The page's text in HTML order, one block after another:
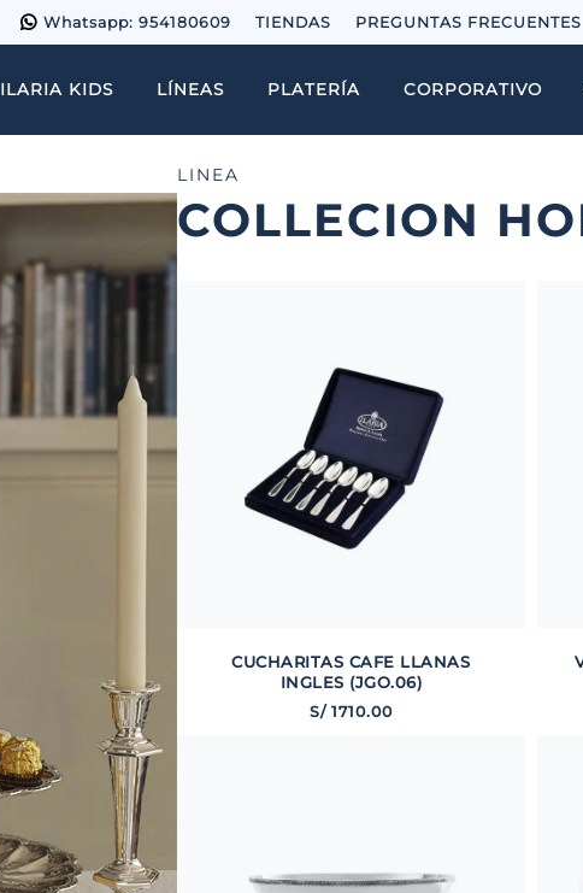
Whatsapp: 954180609 TIENDAS PREGUNTAS FRECUENTES
ILARIA KIDS LÍNEAS PLATERÍA CORPORATIVO
LINEA
COLLECION
CUCHARITAS CAFE LLANAS
INGLES (JGO.06)
S/ 1710.00